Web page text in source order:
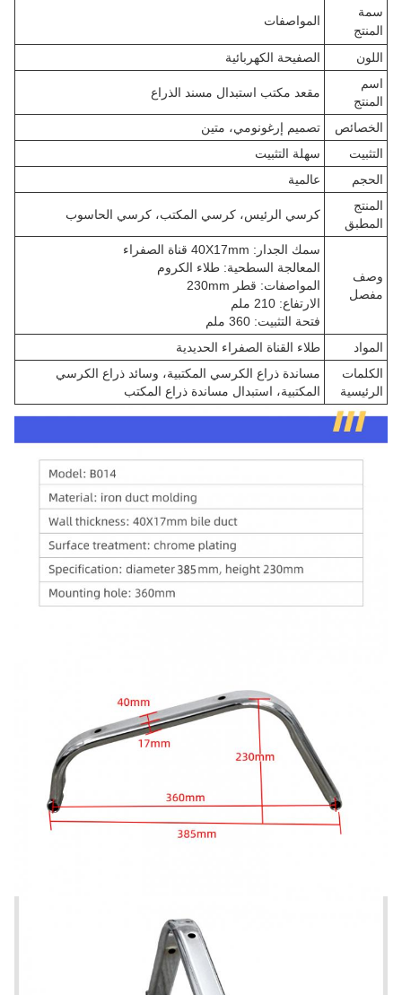
سمة
المنتج
المواصفات
اللون
الصفيحة الكهربائية
اسم
المنتج
مقعد مكتب استبدال مسند الذراع
الخصائص
تصميم إرغونومي، متين
التثبيت
سهلة التثبيت
الحجم
عالمية
المنتج
المطبق
كرسي الرئيس، كرسي المكتب، كرسي الحاسوب
وصف
مفصل
سمك الجدار: 40X17mm قناة الصفراء
المعالجة السطحية: طلاء الكروم
المواصفات: قطر 230mm
الارتفاع: 210 ملم
فتحة التثبيت: 360 ملم
المواد
طلاء القناة الصفراء الحديدية
الكلمات
الرئيسية
مساندة ذراع الكرسي المكتبية، وسائد ذراع الكرسي
المكتبية، استبدال مساندة ذراع المكتب